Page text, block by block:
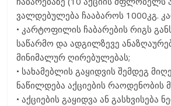
ვალდებულება ჩააბაროს 1000კგ.
• კარტოფილის ჩაბარების რიგს
საწარმო და ადგილზევე
მინიმალურ ღირებულებას;
• სახამებლის გაყიდვის შემდეგ
ნაწილდება აქციების რაოდენობის
• აქციების გაყიდვა ან გასხვისება